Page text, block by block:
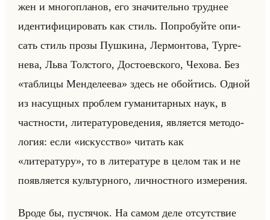
жен и мно­го­пла­нов, его зна­чи­тельно труд­нее
иден­ти­фи­ци­ро­вать как стиль. По­про­буйте опи­
сать стиль прозы Пуш­ки­на, Лер­мон­то­ва, Тур­ге­
не­ва, Льва Тол­сто­го, До­сто­ев­ско­го, Че­хо­ва. Без
«таблицы Менделеева» здесь не обойтись. Одной
из на­сущ­ных про­блем гу­ма­ни­тар­ных наук, в
част­но­сти, ли­те­ра­ту­ро­ве­де­ния, яв­ля­ет­ся ме­то­до­
ло­гия: если «искусство» чи­тать как
«литературу», то в ли­те­ра­ту­ре в целом так и не
по­яв­ля­ет­ся культур­но­го, лич­ност­но­го из­ме­ре­ния.
Вроде бы, пу­стя­чок. На самом деле от­сут­ствие